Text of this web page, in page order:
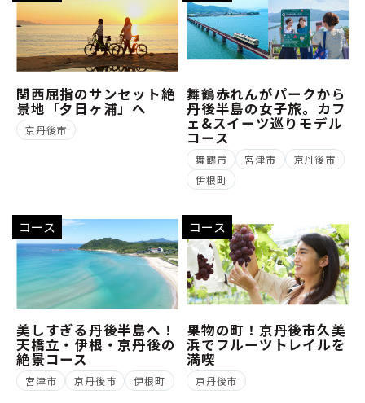
関西屈指のサンセット絶
景地「夕日ヶ浦」へ
京丹後市
舞鶴赤れんがパークから
丹後半島の女子旅。カフ
ェ&スイーツ巡りモデル
コース
舞鶴市 宮津市
京丹後市
伊根町
コース
美しすぎる丹後半島へ！
天橋立・伊根・京丹後の
絶景コース
宮津市 京丹後市 伊根町
コース
果物の町！京丹後市久美
浜でフルーツトレイルを
満喫
京丹後市